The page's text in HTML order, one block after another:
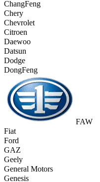
ChangFeng
Chery
Chevrolet
Citroen
Daewoo
Datsun
Dodge
DongFeng
FAW
Fiat
Ford
GAZ
Geely
General Motors
Genesis